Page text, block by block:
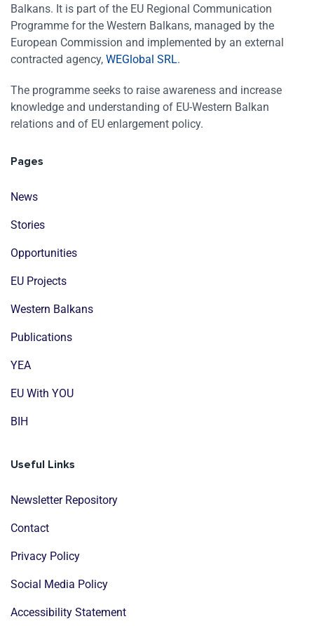
Balkans. It is part of the EU Regional Communication
Programme for the Western Balkans, managed by the
European Commission and implemented by an external
contracted agency, WEGlobal SRL.
The programme seeks to raise awareness and increase
knowledge and understanding of EU-Western Balkan
relations and of EU enlargement policy.
Pages
News
Stories
Opportunities
EU Projects
Western Balkans
Publications
YEA
EU With YOU
BIH
Useful Links
Newsletter Repository
Contact
Privacy Policy
Social Media Policy
Accessibility Statement